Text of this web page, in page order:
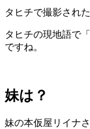
タヒチで撮影され
タヒチの現地語で
ですね。
妹は？
妹の本仮屋リイナ